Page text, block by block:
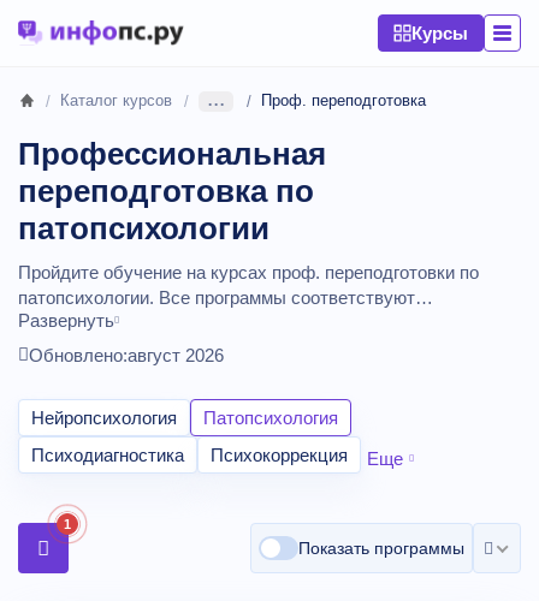
Курсы
Каталог курсов ... Проф. переподготовка
Профессиональная
переподготовка по
патопсихологии
Пройдите обучение на курсах проф. переподготовки по
патопсихологии. Все программы соответствуют
профстандартам и предусматривают выдачу документа
установленного образца. Подберите подходящее обучение
Курсы от19300до97900рублей,длительностью от 250 до
2030 академических часов.
Развернуть
Обновлено:август 2026
Нейропсихология
Патопсихология
Психодиагностика
Психокоррекция Еще
1
Показать программы